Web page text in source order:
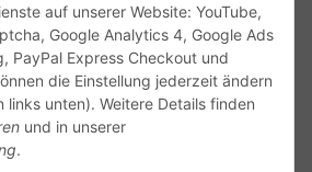
auf unserer Website: YouTube,
Google Analytics 4, Google Ads
PayPal Express Checkout und
die Einstellung jederzeit ändern
links unten). Weitere Details finden
und in unserer
.
ohne Gewähr. Irrtümer und fehlerhafte
Wenn Sie Datenblätter oder spezielle